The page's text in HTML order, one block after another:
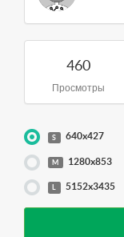
460
Просмотры
S 640x427
M 1280x853
L 5152x3435